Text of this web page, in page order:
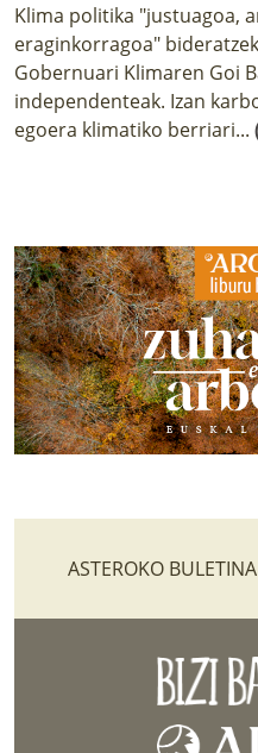
Klima politika "justuagoa,
eraginkorragoa"
Gobernuari Klimaren Goi
independenteak. Izan
egoera klimatiko berriari...
ASTEROKO BULETINA